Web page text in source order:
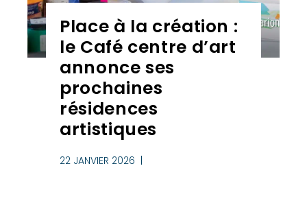
Place à la création :
le Café centre d’art
annonce ses
prochaines
résidences
artistiques
22 JANVIER 2026 |